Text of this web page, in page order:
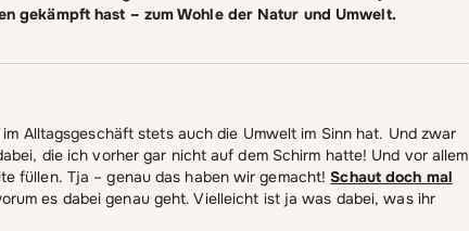
gekämpft hast – zum Wohle der Natur und Umwelt.
Alltagsgeschäft stets auch die Umwelt im Sinn hat. Und zwar
die ich vorher gar nicht auf dem Schirm hatte! Und vor allem
füllen. Tja – genau das haben wir gemacht!Schaut doch mal
es dabei genau geht. Vielleicht ist ja was dabei, was ihr